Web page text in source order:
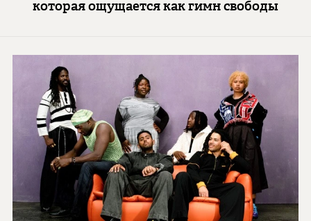
которая ощущается как гимн свободы